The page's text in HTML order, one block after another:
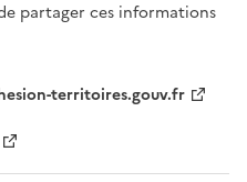
partager ces informations
territoires.gouv.fr